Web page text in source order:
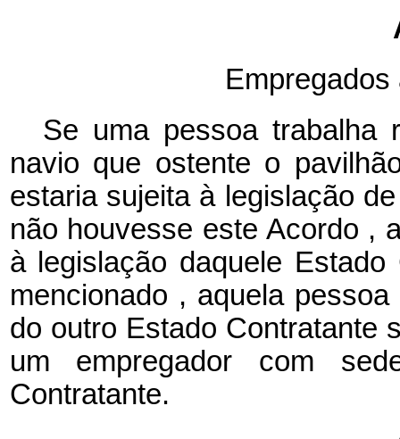
Se uma pessoa trabalha
navio que ostente o
estaria sujeita à legislação
não houvesse este Acordo ,
à legislação daquele
mencionado , aquela
do outro Estado Contratante
um empregador com
Contratante.